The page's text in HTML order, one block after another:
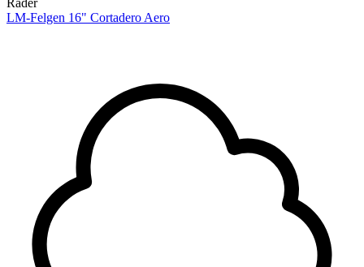
Räder
LM-Felgen 16" Cortadero Aero